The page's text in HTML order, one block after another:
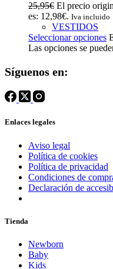
25,95€ El precio
es: 12,98€. Iva incluido
VESTIDOS
Seleccionar opciones
Las opciones se
Síguenos en:
Enlaces legales
Aviso legal
Política de cookies
Política de privacidad
Condiciones de
Declaración de
Tienda
Newborn
Baby
Kids